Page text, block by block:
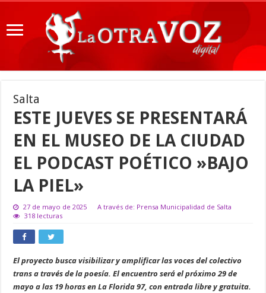
Salta
ESTE JUEVES SE PRESENTARÁ
EN EL MUSEO DE LA CIUDAD
EL PODCAST POÉTICO »BAJO
LA PIEL»
27 de mayo de 2025
A través de: Prensa Municipalidad de Salta
318 lecturas
El proyecto busca visibilizar y amplificar las voces del colectivo
trans a través de la poesía. El encuentro será el próximo 29 de
mayo a las 19 horas en La Florida 97, con entrada libre y gratuita.